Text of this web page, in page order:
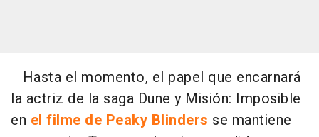
Hasta el momento, el papel que encarnará
la actriz de la saga Dune y Misión: Imposible
en el filme de Peaky Blinders se mantiene